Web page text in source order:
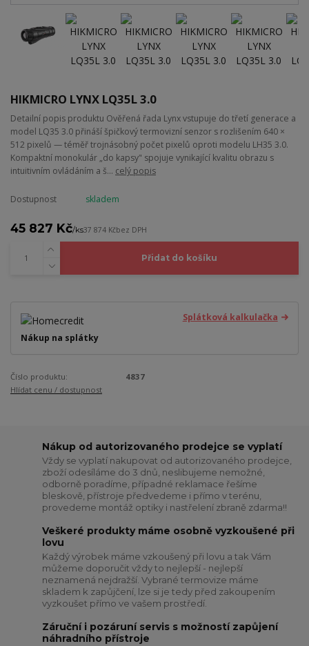
HIKMICRO LYNX LQ35L 3.0
Detailní popis produktu Ověřená řada Lynx vstupuje do třetí generace a
model LQ35 3.0 přináší špičkový termovizní senzor s rozlišením 640 ×
512 pixelů — téměř trojnásobný počet pixelů oproti modelu LH35 3.0.
Kompaktní monokulár „do kapsy" spojuje vynikající kvalitu obrazu s
intuitivním ovládáním a š... celý popis
Dostupnost skladem
45 827 Kč/ks37 874 Kčbez DPH
Přidat do košíku
Splátková kalkulačka
Nákup na splátky
Číslo produktu:
4837
Hlídat cenu / dostupnost
Nákup od autorizovaného prodejce se vyplatí
Vždy se vyplatí nakupovat od autorizovaného prodejce,
zboží odesíláme do 3 dnů, neslibujeme nemožné,
odborně poradíme, případné reklamace řešíme
bleskově, přístroje předvedeme i přímo v terénu,
provedeme montáž optiky i nastřelení zbraně zdarma!!
Veškeré produkty máme osobně vyzkoušené při
lovu
Každý výrobek máme vzkoušený při lovu a tak Vám
můžeme doporučit vždy to nejlepší - nejlepší
neznamená nejdražší. Vybrané termovize máme
skladem k zapůjčení, lze si je tedy před zakoupením
vyzkoušet přímo ve vašem prostředí.
Záruční i pozáruní servis s možností zapůjení
náhradního přístroje